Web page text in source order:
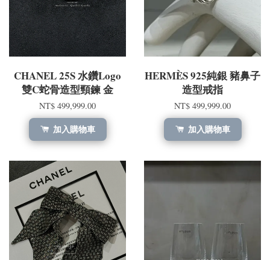
CHANEL 25S 水鑽Logo
雙C蛇骨造型頸鍊 金
NT$ 499,999.00
加入購物車
HERMÈS 925純銀 豬鼻子
造型戒指
NT$ 499,999.00
加入購物車